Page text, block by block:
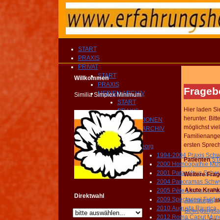
START
PRAXIS
PRIVAT
START
PRAXIS
MEDIEN ARCHIV
START
PRAXIS
IMPRESSIONEN
MEDIEN ARCHIV
PRIVAT
Georg
1994-2004 Praxis
2000 Homöopathie
2001 Paracelsus
2004 Panoramas
2005 Pére Lachaise
2009 Spectacool
2010 Augusta Raurica
2012 Roma Caput
Willkommen
Similia Simplex Minimum
Direktwahl
Hier laden
herunter.
möglichst
ersten
Patienten
Weitere
Akute
Atemwege